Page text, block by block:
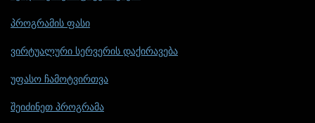
პროგრამის ფასი
ვირტუალური სერვერის დაქირავება
უფასო ჩამოტვირთვა
შეიძინეთ პროგრამა